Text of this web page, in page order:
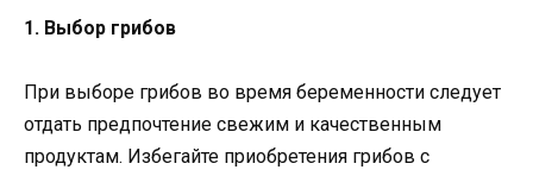
1. Выбор грибов
При выборе грибов во время беременности следует
отдать предпочтение свежим и качественным
продуктам. Избегайте приобретения грибов с